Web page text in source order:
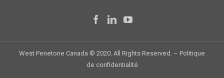
West Penetone Canada © 2020. All Rights Reserved. – Politique
de confidentialité